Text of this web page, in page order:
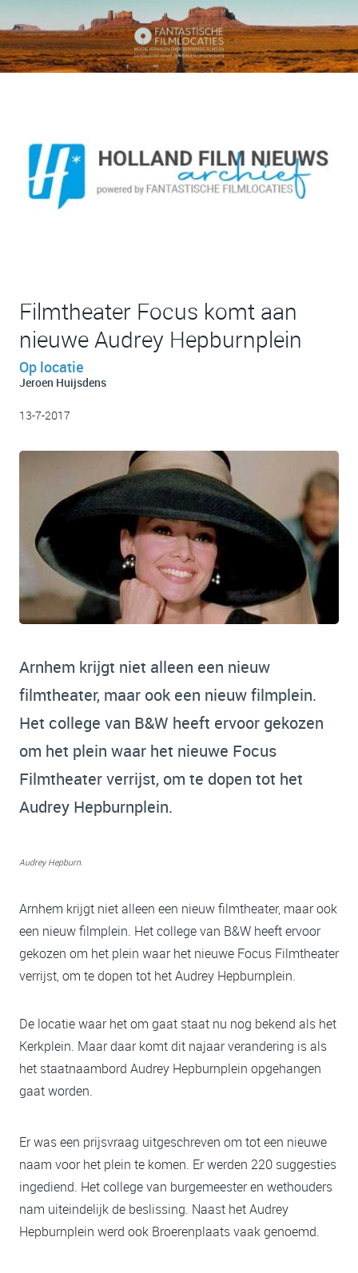
Filmtheater Focus komt aan
nieuwe Audrey Hepburnplein
Op locatie
Jeroen Huijsdens
13-7-2017
Arnhem krijgt niet alleen een nieuw
filmtheater, maar ook een nieuw filmplein.
Het college van B&W heeft ervoor gekozen
om het plein waar het nieuwe Focus
Filmtheater verrijst, om te dopen tot het
Audrey Hepburnplein.
Audrey Hepburn.
Arnhem krijgt niet alleen een nieuw filmtheater, maar ook
een nieuw filmplein. Het college van B&W heeft ervoor
gekozen om het plein waar het nieuwe Focus Filmtheater
verrijst, om te dopen tot het Audrey Hepburnplein.
De locatie waar het om gaat staat nu nog bekend als het
Kerkplein. Maar daar komt dit najaar verandering is als
het staatnaambord Audrey Hepburnplein opgehangen
gaat worden.
Er was een prijsvraag uitgeschreven om tot een nieuwe
naam voor het plein te komen. Er werden 220 suggesties
ingediend. Het college van burgemeester en wethouders
nam uiteindelijk de beslissing. Naast het Audrey
Hepburnplein werd ook Broerenplaats vaak genoemd.